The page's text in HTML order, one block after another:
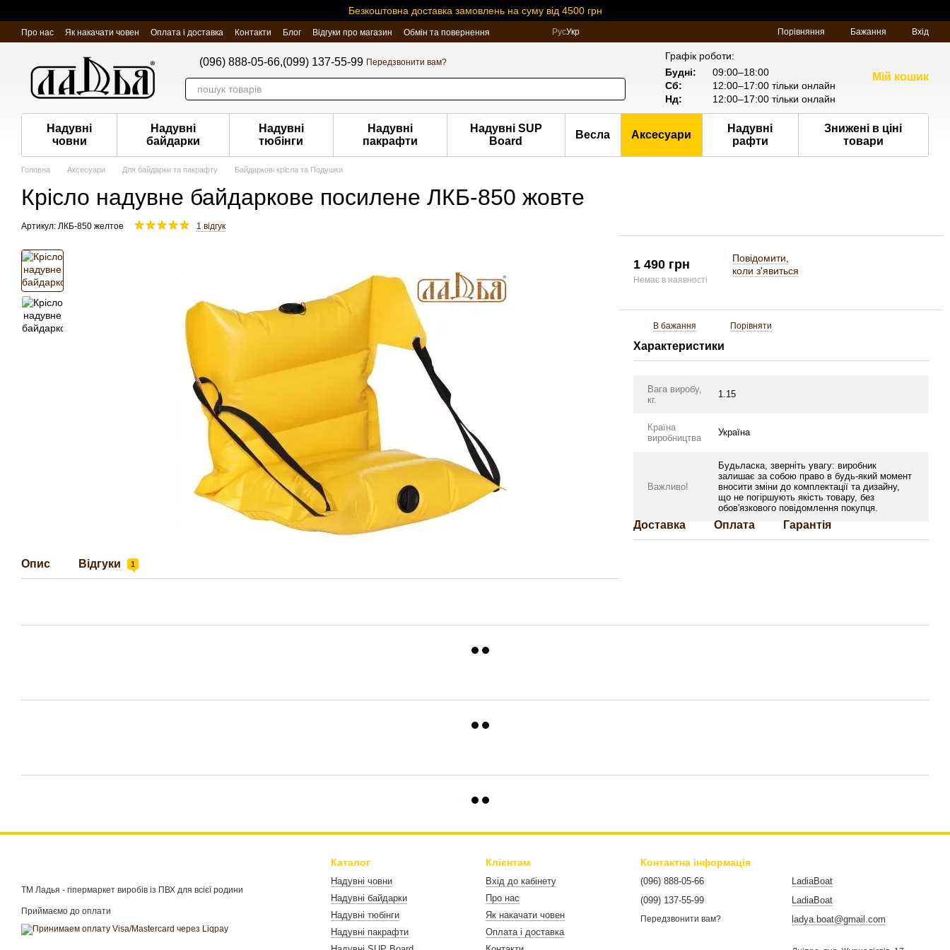
Безкоштовна доставка замовлень на суму вiд 4500 грн
Про нас Як накачати човен Оплата і доставка Контакти Блог Відгуки про магазин Обмін та повернення РусУкр Порівняння Бажання Вхід
(096) 888-05-66,(099) 137-55-99 Передзвонити вам?
Графік роботи:
Будні:
09:00–18:00
Сб:
12:00–17:00 тільки онлайн
Нд:
12:00–17:00 тільки онлайн
Мій кошик
Надувні
човни
Надувні
байдарки
Надувні
тюбінги
Надувні
пакрафти
Надувні SUP
Board
Весла Аксесуари
Надувні
рафти
Знижені в ціні
товари
Головна Аксесуари Для байдарки та пакрафту Байдаркові крісла та Подушки
Крісло надувне байдаркове посилене ЛКБ-850 жовте
Артикул: ЛКБ-850 желтое 1 відгук
Опис Відгуки 1
1 490 грн
Немає в наявності
Повідомити,
коли з'явиться
В бажання Порівняти
Характеристики
Вага виробу,
кг.
1.15
Країна
виробництва
Україна
Важливо!
Будьласка, зверніть увагу: виробник
залишає за собою право в будь-який момент
вносити зміни до комплектації та дизайну,
що не погіршують якість товару, без
обов'язкового повідомлення покупця.
Доставка Оплата Гарантія
ТМ Ладья - гіпермаркет виробів із ПВХ для всієї родини
Приймаємо до оплати
Каталог
Надувні човни
Надувні байдарки
Надувні тюбінги
Надувні пакрафти
Клієнтам
Вхід до кабінету
Про нас
Як накачати човен
Оплата і доставка
Контактна інформація
(096) 888-05-66
(099) 137-55-99
Передзвонити вам?
LadiaBoat
LadiaBoat
ladya.boat@gmail.com